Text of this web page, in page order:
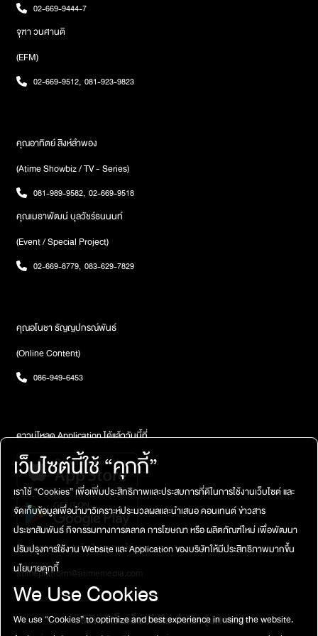
สามารถติดตามข้อมูลต่าง ๆ และอัพเดทตารางงานในแต่ละเดือนได้ใน
Social Media ทุกช่องทางของวง COCKTAIL ได้เลยภาพ : GeneLab
02-669-9444-7
จุฑา วนศานติ
(EFM)
02-669-9512, 081-923-9823
คุณอาทิตย์ สิงห์ลำพอง
(Atime Showbiz / TV - Series)
081-989-9582, 02-669-9518
คุณเมธาพัฒน์ บุลวัชร์ธนนนท์
(Event / Special Project)
02-669-8779, 083-629-7829
คุณอโนชา ธัญญปกรณ์พันธ์
(Online Content)
086-949-6453
ดาวน์โหลด Application ได้แล้ววันนี้ที่
ติดต่อสอบถาม / แจ้งปัญหาการใช้งาน
atimeplatform@atimemedia.com
บริษัท จีเอ็มเอ็ม มีเดีย จำกัด (มหาชน)
เว็บไซต์นี้ใช้ “คุกกี้”
เราใช้ “Cookies” เพื่อเพิ่มประสิทธิภาพและประสบการที่ดีในการใช้งานเว็บไซต์ และ
จัดเก็บข้อมูลเพื่อนำมาวิเคราะห์ประมวลผลและนำเสนอ คอนเทนต์ ข่าวสาร
ประชาสัมพันธ์ กิจกรรมทางการตลาด การโฆษณา หรือ ผลิตภัณฑ์ใหม่ เพื่อพัฒนา
ปรับปรุงการใช้งาน Website และ Application ของบริษัทให้มีประสิทธิภาพมากขึ้น
นโยบายคุกกี้
We Use Cookies
We use “Cookies” to optimize and best experience in using the website.